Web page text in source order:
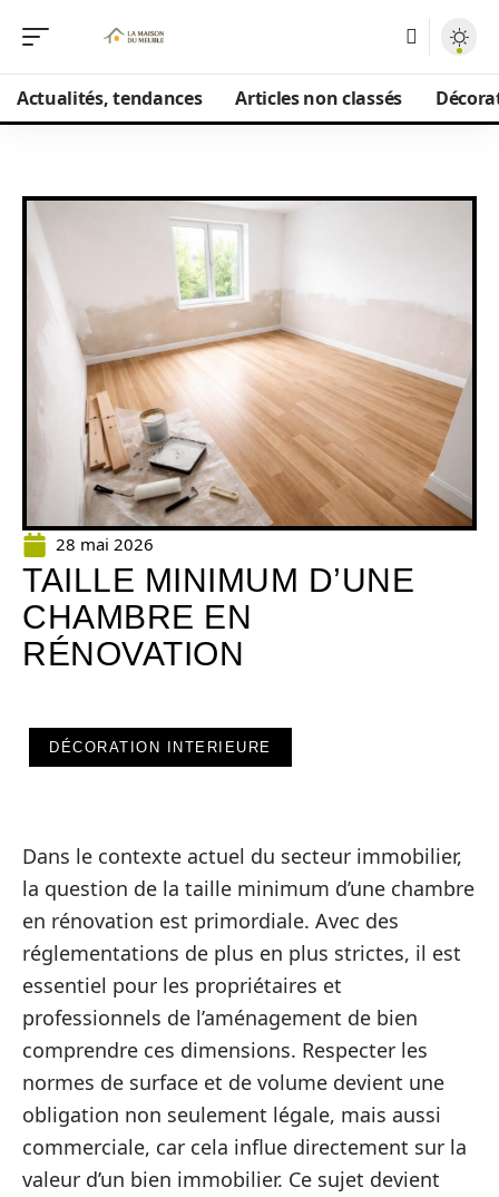
Actualités, tendances Articles non classés
28 mai 2026
TAILLE MINIMUM D’UNE
CHAMBRE EN
RÉNOVATION
DÉCORATION INTERIEURE
Dans le contexte actuel du secteur immobilier,
la question de la taille minimum d’une chambre
en rénovation est primordiale. Avec des
réglementations de plus en plus strictes, il est
essentiel pour les propriétaires et
professionnels de l’aménagement de bien
comprendre ces dimensions. Respecter les
normes de surface et de volume devient une
obligation non seulement légale, mais aussi
commerciale, car cela influe directement sur la
valeur d’un bien immobilier. Ce sujet devient